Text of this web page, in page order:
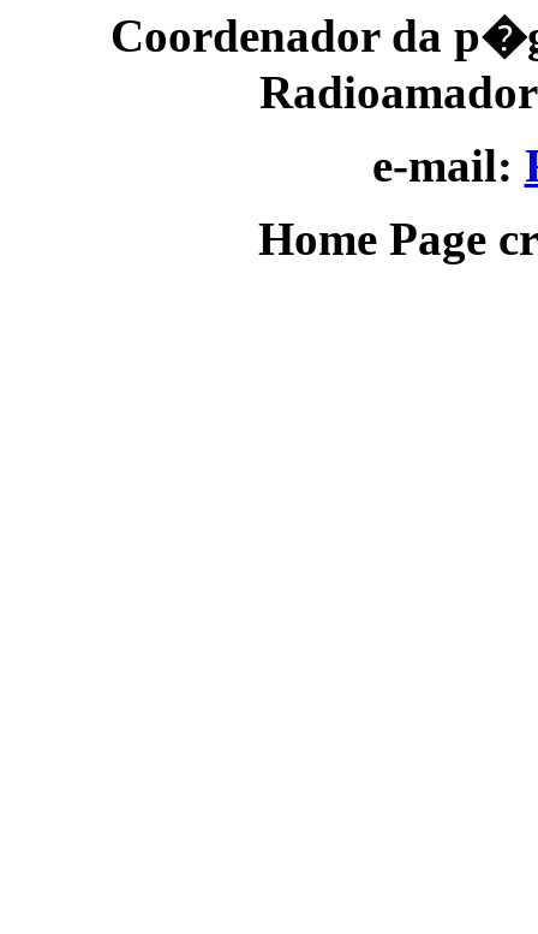
Coordenador da
e-mail:
Home Page